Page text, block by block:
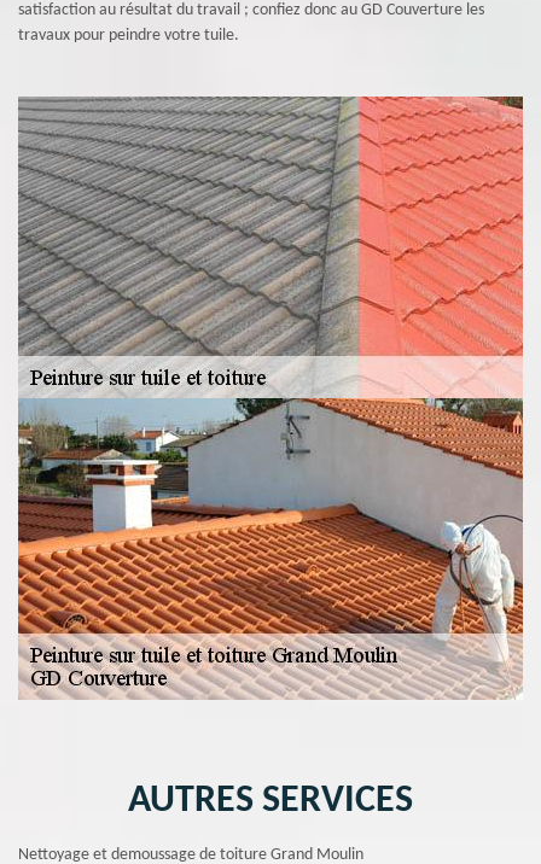
satisfaction au résultat du travail ; confiez donc au GD Couverture les
travaux pour peindre votre tuile.
AUTRES SERVICES
Nettoyage et demoussage de toiture Grand Moulin